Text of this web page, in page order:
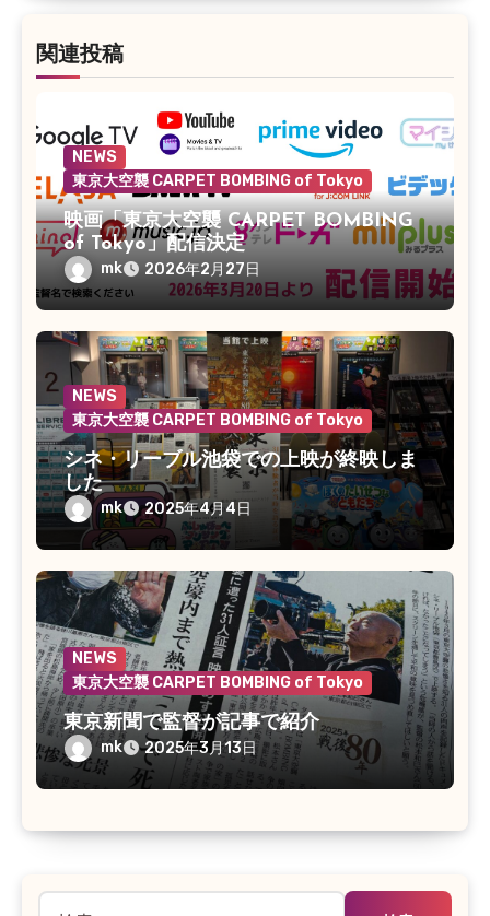
ン
関連投稿
NEWS
東京大空襲 CARPET BOMBING of Tokyo
映画「東京大空襲 CARPET BOMBING
of Tokyo」配信決定
mk 2026年2月27日
NEWS
東京大空襲 CARPET BOMBING of Tokyo
シネ・リーブル池袋での上映が終映しま
した
mk 2025年4月4日
NEWS
東京大空襲 CARPET BOMBING of Tokyo
東京新聞で監督が記事で紹介
mk 2025年3月13日